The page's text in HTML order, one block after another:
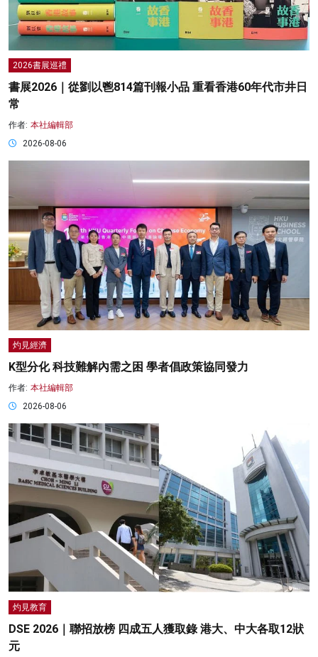
2026書展巡禮
書展2026｜從劉以鬯814篇刊報小品 重看香港60年代市井日
常
作者: 本社編輯部
2026-08-06
灼見經濟
K型分化 科技難解內需之困 學者倡政策協同發力
作者: 本社編輯部
2026-08-06
灼見教育
DSE 2026｜聯招放榜 四成五人獲取錄 港大、中大各取12狀
元